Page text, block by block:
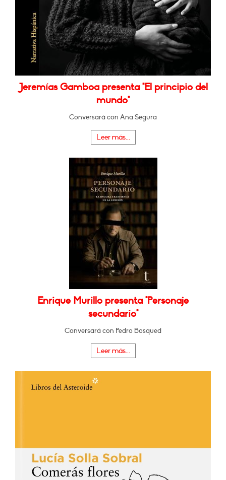
Jeremías Gamboa presenta "El principio del
mundo"
Conversará con Ana Segura
Leer más...
Enrique Murillo presenta "Personaje
secundario"
Conversará con Pedro Bosqued
Leer más...